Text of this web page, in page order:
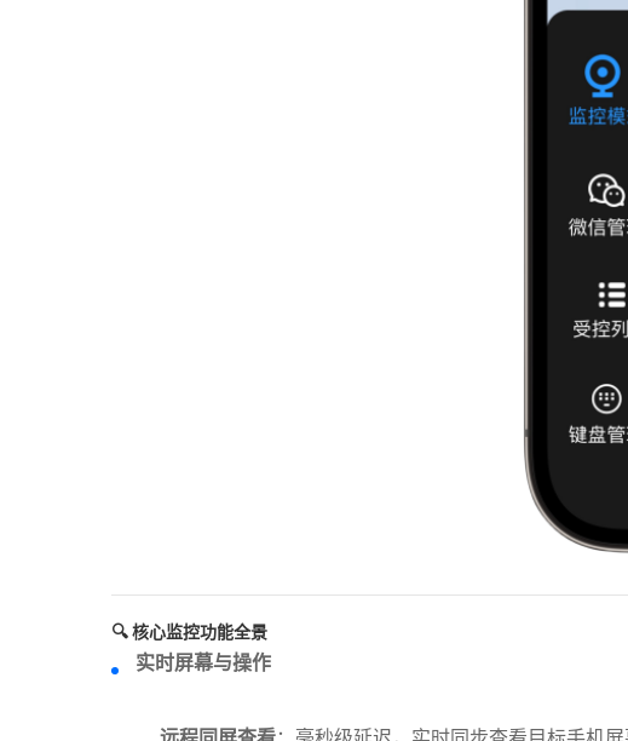
🔍 核心监控功能全景
实时屏幕与操作